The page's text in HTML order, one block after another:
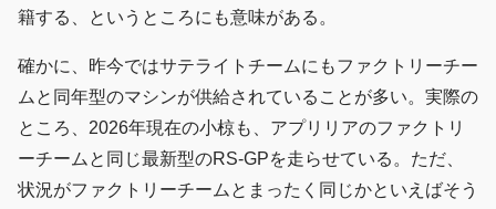
籍する、というところにも意味がある。
確かに、昨今ではサテライトチームにもファクトリーチー
ムと同年型のマシンが供給されていることが多い。実際の
ところ、2026年現在の小椋も、アプリリアのファクトリ
ーチームと同じ最新型のRS-GPを走らせている。ただ、
状況がファクトリーチームとまったく同じかといえばそう